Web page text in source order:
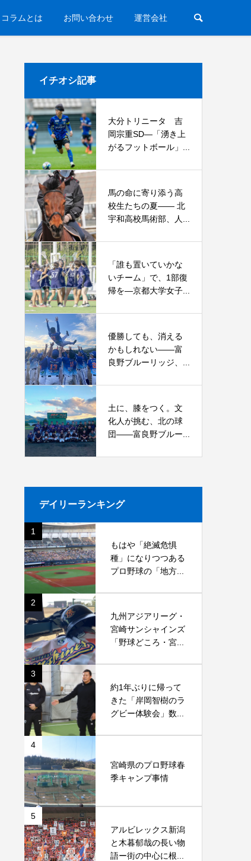
ラムとは お問い合わせ 運営会社
イチオシ記事
大分トリニータ 吉
岡宗重SD―「湧き上
がるフットボール」...
馬の命に寄り添う高
校生たちの夏—— 北
宇和高校馬術部、人...
「誰も置いていかな
いチーム」で、1部復
帰を―京都大学女子...
優勝しても、消える
かもしれない――富
良野ブルーリッジ、...
土に、膝をつく。文
化人が挑む、北の球
団――富良野ブルー...
デイリーランキング
1
もはや「絶滅危惧
種」になりつつある
プロ野球の「地方...
2
九州アジアリーグ・
宮崎サンシャインズ
「野球どころ・宮...
3
約1年ぶりに帰って
きた「岸岡智樹のラ
グビー体験会」数...
4
宮崎県のプロ野球春
季キャンプ事情
5
アルビレックス新潟
と木暮郁哉の長い物
語ー街の中心に根...